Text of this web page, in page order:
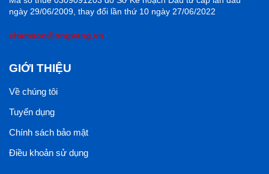
ngày 29/06/2009, thay đổi lần thứ 10 ngày 27/06/2022
chamsoc@ongvang.vn
GIỚI THIỆU
Về chúng tôi
Tuyển dụng
Chính sách bảo mật
Điều khoản sử dụng